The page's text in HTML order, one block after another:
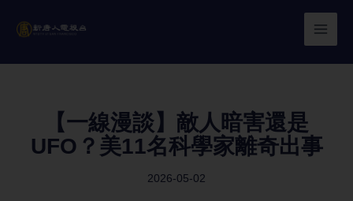
【一線漫談】敵人暗害還是
UFO？美11名科學家離奇出事
2026-05-02